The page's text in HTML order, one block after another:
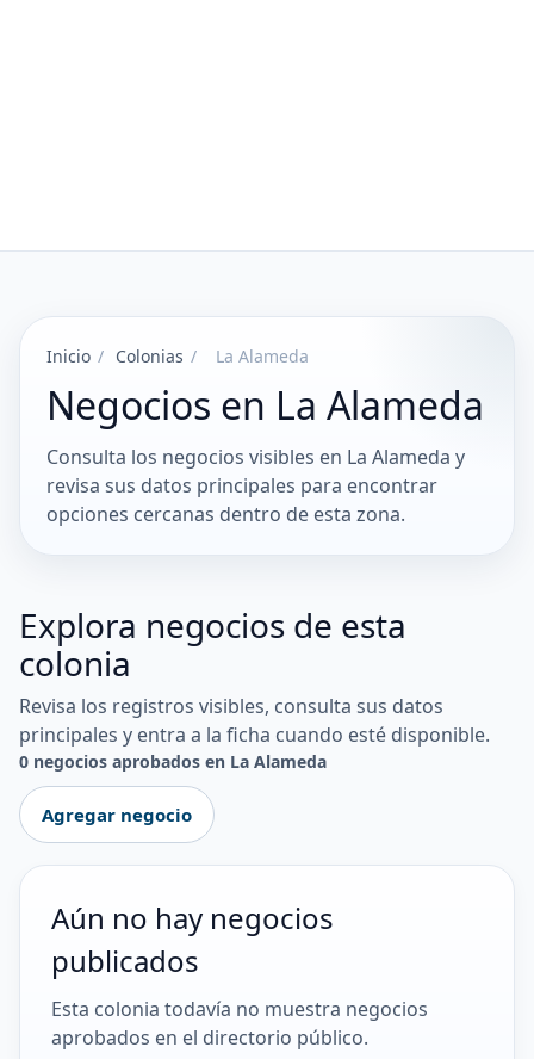
Inicio / Colonias / La Alameda
Negocios en La Alameda
Consulta los negocios visibles en La Alameda y
revisa sus datos principales para encontrar
opciones cercanas dentro de esta zona.
Explora negocios de esta
colonia
Revisa los registros visibles, consulta sus datos
principales y entra a la ficha cuando esté disponible.
0 negocios aprobados en La Alameda
Agregar negocio
Aún no hay negocios
publicados
Esta colonia todavía no muestra negocios
aprobados en el directorio público.